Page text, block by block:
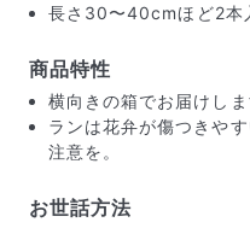
長さ30〜40cmほど2本
商品特性
横向きの箱でお届けしま
ランは花弁が傷つきや
注意を。
お世話方法